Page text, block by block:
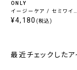
ONLY
イージーケア / セミワイド
定番ツイル
¥4,180 (税込)
最近チェックしたア